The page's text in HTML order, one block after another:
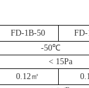
FD-1B-50 FD-
-50℃
< 15Pa
0.12㎡ 0.